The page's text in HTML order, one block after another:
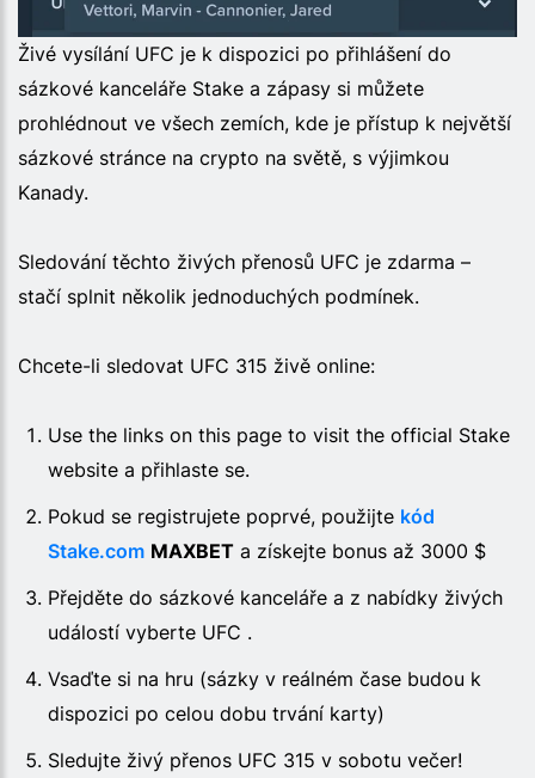
Živé vysílání UFC je k dispozici po přihlášení do
sázkové kanceláře Stake a zápasy si můžete
prohlédnout ve všech zemích, kde je přístup k největší
sázkové stránce na crypto na světě, s výjimkou
Kanady.
Sledování těchto živých přenosů UFC je zdarma –
stačí splnit několik jednoduchých podmínek.
Chcete-li sledovat UFC 315 živě online:
Use the links on this page to visit the official Stake
website a přihlaste se.
Pokud se registrujete poprvé, použijte kód
Stake.com MAXBET a získejte bonus až 3000 $
Přejděte do sázkové kanceláře a z nabídky živých
událostí vyberte UFC .
Vsaďte si na hru (sázky v reálném čase budou k
dispozici po celou dobu trvání karty)
Sledujte živý přenos UFC 315 v sobotu večer!